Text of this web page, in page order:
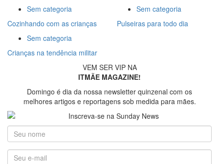
Sem categoria
Cozinhando com as crianças
Sem categoria
Pulseiras para todo dia
Sem categoria
Crianças na tendência militar
VEM SER VIP NA
ITMÃE MAGAZINE!
Domingo é dia da nossa newsletter quinzenal com os
melhores artigos e reportagens sob medida para mães.